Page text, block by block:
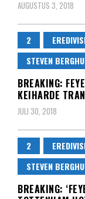
AUGUSTUS 3, 2018
2
STEVEN
BREAKING:
KEIHARDE
JULI 30, 2018
2
STEVEN
BREAKING: